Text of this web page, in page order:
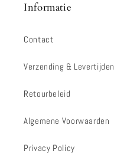
Informatie
Contact
Verzending & Levertijden
Retourbeleid
Algemene Voorwaarden
Privacy Policy